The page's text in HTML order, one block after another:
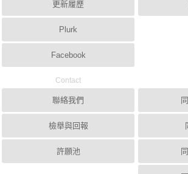
更新履歷
Plurk
Facebook
Contact
聯絡我們
檢舉與回報
許願池